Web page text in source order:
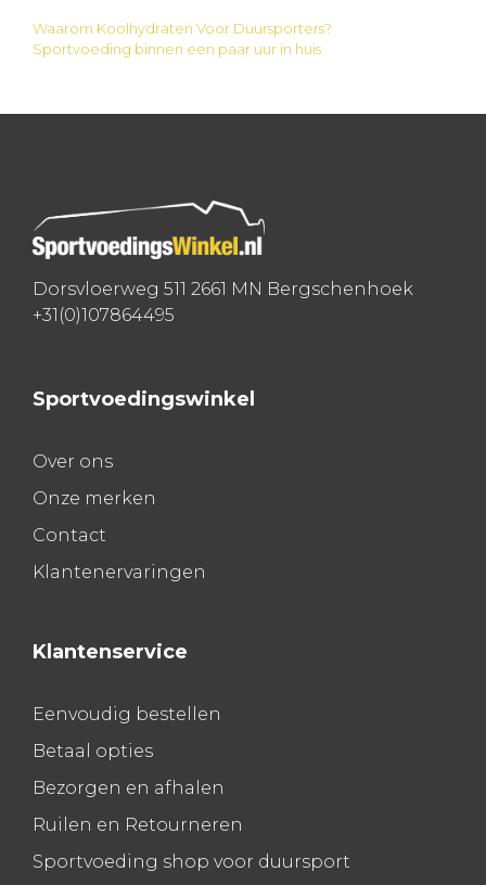
Bericht
Waarom Koolhydraten Voor Duursporters?
Sportvoeding binnen een paar uur in huis
Dorsvloerweg 511 2661 MN Bergschenhoek
+31(0)107864495
Sportvoedingswinkel
Over ons
Onze merken
Contact
Klantenervaringen
Klantenservice
Eenvoudig bestellen
Betaal opties
Bezorgen en afhalen
Ruilen en Retourneren
Sportvoeding shop voor duursport